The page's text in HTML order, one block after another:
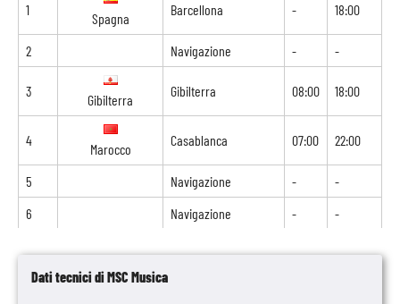
Dati tecnici di MSC Musica
1
Spagna
Barcellona - 18:00
2 Navigazione - -
3
Gibilterra
Gibilterra 08:00 18:00
4
Marocco
Casablanca 07:00 22:00
5 Navigazione -
-
6
Navigazione -
-
8